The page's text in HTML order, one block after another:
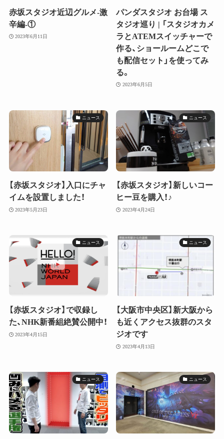
赤坂スタジオ近辺グルメ-激
辛編-①
2023年6月11日
パンダスタジオ お台場 ス
タジオ巡り | 「スタジオカメ
ラとATEMスイッチャーで
作る、ショールームどこで
も配信セット」を使ってみ
る。
2023年6月5日
ニュース
【赤坂スタジオ】入口にチャ
イムを設置しました！
2023年5月23日
ニュース
【赤坂スタジオ】新しいコー
ヒー豆を購入！♪
2023年4月24日
ニュース
【赤坂スタジオ】で収録し
た、NHK新番組絶賛公開中！
2023年4月15日
ニュース
【大阪市中央区】新大阪から
も近くアクセス抜群のスタ
ジオです
2023年4月13日
ニュース ニュース